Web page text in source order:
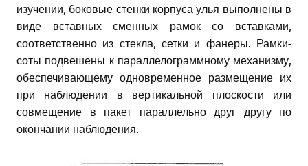
изучении, боковые стенки корпуса улья выполнены в
виде вставных сменных рамок со вставками,
соответственно из стекла, сетки и фанеры. Рамки-
соты подвешены к параллелограммному механизму,
обеспечивающему одновременное размещение их
при наблюдении в вертикальной плоскости или
совмещение в пакет параллельно друг другу по
окончании наблюдения.